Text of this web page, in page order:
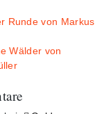
Runde von Markus
Wälder von